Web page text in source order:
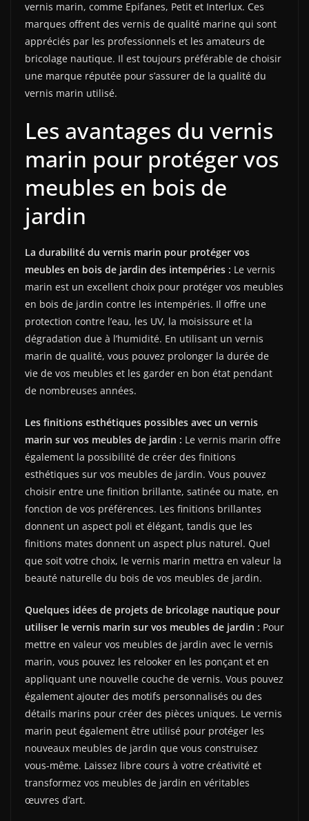
vernis marin, comme Epifanes, Petit et Interlux. Ces
marques offrent des vernis de qualité marine qui sont
appréciés par les professionnels et les amateurs de
bricolage nautique. Il est toujours préférable de choisir
une marque réputée pour s’assurer de la qualité du
vernis marin utilisé.
Les avantages du vernis
marin pour protéger vos
meubles en bois de
jardin
La durabilité du vernis marin pour protéger vos
meubles en bois de jardin des intempéries : Le vernis
marin est un excellent choix pour protéger vos meubles
en bois de jardin contre les intempéries. Il offre une
protection contre l’eau, les UV, la moisissure et la
dégradation due à l’humidité. En utilisant un vernis
marin de qualité, vous pouvez prolonger la durée de
vie de vos meubles et les garder en bon état pendant
de nombreuses années.
Les finitions esthétiques possibles avec un vernis
marin sur vos meubles de jardin : Le vernis marin offre
également la possibilité de créer des finitions
esthétiques sur vos meubles de jardin. Vous pouvez
choisir entre une finition brillante, satinée ou mate, en
fonction de vos préférences. Les finitions brillantes
donnent un aspect poli et élégant, tandis que les
finitions mates donnent un aspect plus naturel. Quel
que soit votre choix, le vernis marin mettra en valeur la
beauté naturelle du bois de vos meubles de jardin.
Quelques idées de projets de bricolage nautique pour
utiliser le vernis marin sur vos meubles de jardin : Pour
mettre en valeur vos meubles de jardin avec le vernis
marin, vous pouvez les relooker en les ponçant et en
appliquant une nouvelle couche de vernis. Vous pouvez
également ajouter des motifs personnalisés ou des
détails marins pour créer des pièces uniques. Le vernis
marin peut également être utilisé pour protéger les
nouveaux meubles de jardin que vous construisez
vous-même. Laissez libre cours à votre créativité et
transformez vos meubles de jardin en véritables
œuvres d’art.